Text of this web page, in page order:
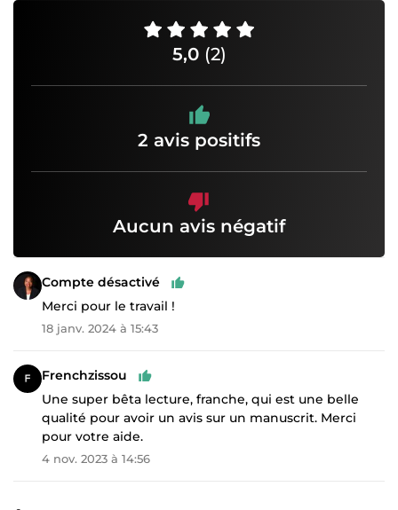
5,0 (2)
2 avis positifs
Aucun avis négatif
Compte désactivé
Merci pour le travail !
18 janv. 2024 à 15:43
Frenchzissou
Une super bêta lecture, franche, qui est une belle
qualité pour avoir un avis sur un manuscrit. Merci
pour votre aide.
4 nov. 2023 à 14:56